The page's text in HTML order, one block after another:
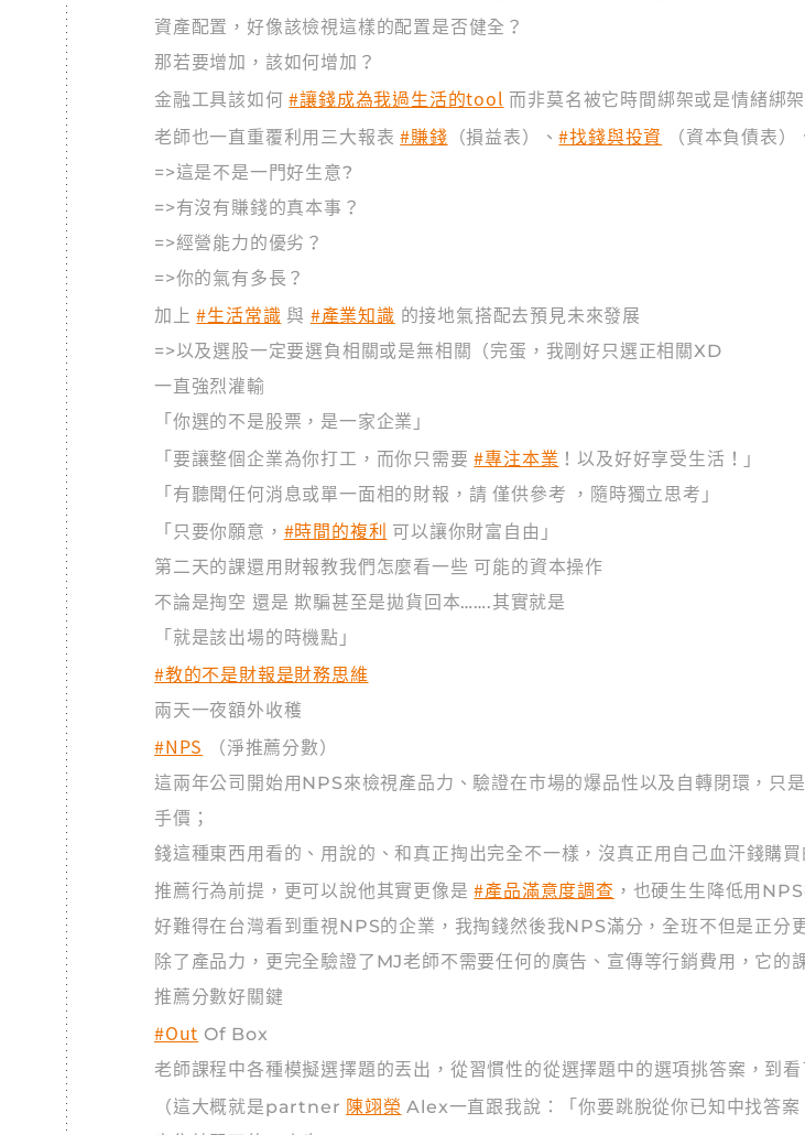
資產配置，好像該檢視這樣的配置是否健全？
那若要增加，該如何增加？
金融工具該如何#讓錢成為我過生活的tool 而非莫名被它時間綁架或是情緒綁架
老師也一直重覆利用三大報表#賺錢 （損益表）、#找錢與投資 （資本負債表
=>這是不是一門好生意?
=>有沒有賺錢的真本事？
=>經營能力的優劣？
=>你的氣有多長？
加上#生活常識 與 #產業知識 的接地氣搭配去預見未來發展
=>以及選股一定要選負相關或是無相關（完蛋，我剛好只選正相關XD
一直強烈灌輸
「你選的不是股票，是一家企業」
「要讓整個企業為你打工，而你只需要#專注本業 ！以及好好享受生活！」
「有聽聞任何消息或單一面相的財報，請 僅供參考 ，隨時獨立思考」
「只要你願意， #時間的複利 可以讓你財富自由」
第二天的課還用財報教我們怎麼看一些 可能的資本操作
不論是掏空 還是 欺騙甚至是拋貨回本…….其實就是
「就是該出場的時機點」
#教的不是財報是財務思維
兩天一夜額外收穫
#NPS
（淨推薦分數）
這兩年公司開始用NPS來檢視產品力、驗證在市場的爆品性以及自轉閉環，
手價；
錢這種東西用看的、用說的、和真正掏出完全不一樣，沒真正用自己血汗錢購
推薦行為前提，更可以說他其實更像是#產品滿意度調查 ，也硬生生降低用
好難得在台灣看到重視NPS的企業，我掏錢然後我NPS滿分，全班不但是正分
除了產品力，更完全驗證了MJ老師不需要任何的廣告、宣傳等行銷費用，它的
推薦分數好關鍵
#Out Of Box
老師課程中各種模擬選擇題的丟出，從習慣性的從選擇題中的選項挑答案，到
（這大概就是partner 陳翊榮 Alex一直跟我說：「你要跳脫從你已知中找答案